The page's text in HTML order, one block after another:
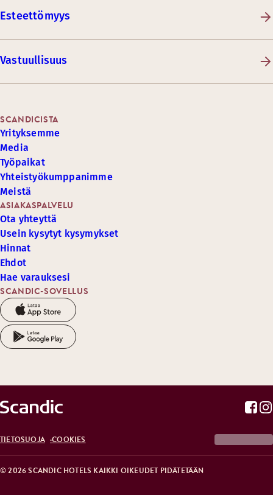
Esteettömyys
Vastuullisuus
SCANDIC-SOVELLUS
ASIAKASPALVELU
Ota yhteyttä
Usein kysytyt kysymykset
Hinnat
Ehdot
Hae varauksesi
SCANDICISTA
Yrityksemme
Media
Työpaikat
Yhteistyökumppanimme
Meistä
© 2026 SCANDIC HOTELS KAIKKI OIKEUDET PIDÄTETÄÄN
TIETOSUOJA COOKIES